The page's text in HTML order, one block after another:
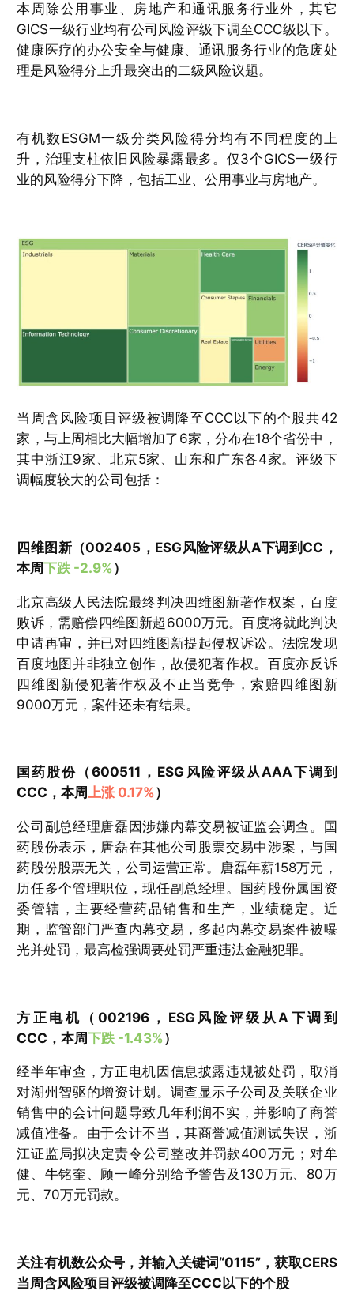
本周除公用事业、房地产和通讯服务行业外，其它
GICS一级行业均有公司风险评级下调至CCC级以下。
健康医疗的办公安全与健康、通讯服务行业的危废处
理是风险得分上升最突出的二级风险议题。
有机数ESGM一级分类风险得分均有不同程度的上
升，治理支柱依旧风险暴露最多。仅3个GICS一级行
业的风险得分下降，包括工业、公用事业与房地产。
当周含风险项目评级被调降至CCC以下的个股共42
家，与上周相比大幅增加了6家，分布在18个省份中，
其中浙江9家、北京5家、山东和广东各4家。评级下
调幅度较大的公司包括：
四维图新（002405，ESG风险评级从A下调到CC，
本周下跌 -2.9%）
北京高级人民法院最终判决四维图新著作权案，百度
败诉，需赔偿四维图新超6000万元。百度将就此判决
申请再审，并已对四维图新提起侵权诉讼。法院发现
百度地图并非独立创作，故侵犯著作权。百度亦反诉
四维图新侵犯著作权及不正当竞争，索赔四维图新
9000万元，案件还未有结果。
国药股份（600511，ESG风险评级从AAA下调到
CCC，本周上涨 0.17%）
公司副总经理唐磊因涉嫌内幕交易被证监会调查。国
药股份表示，唐磊在其他公司股票交易中涉案，与国
药股份股票无关，公司运营正常。唐磊年薪158万元，
历任多个管理职位，现任副总经理。国药股份属国资
委管辖，主要经营药品销售和生产，业绩稳定。近
期，监管部门严查内幕交易，多起内幕交易案件被曝
光并处罚，最高检强调要处罚严重违法金融犯罪。
方正电机（002196，ESG风险评级从A下调到
CCC，本周下跌 -1.43%）
经半年审查，方正电机因信息披露违规被处罚，取消
对湖州智驱的增资计划。调查显示子公司及关联企业
销售中的会计问题导致几年利润不实，并影响了商誉
减值准备。由于会计不当，其商誉减值测试失误，浙
江证监局拟决定责令公司整改并罚款400万元；对牟
健、牛铭奎、顾一峰分别给予警告及130万元、80万
元、70万元罚款。
关注有机数公众号，并输入关键词“0115”，获取CERS
当周含风险项目评级被调降至CCC以下的个股